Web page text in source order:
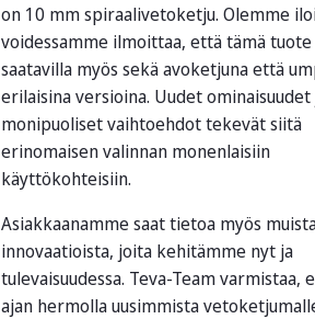
on 10 mm spiraalivetoketju. Olemme
voidessamme ilmoittaa, että tämä
saatavilla myös sekä avoketjuna että
erilaisina versioina. Uudet ominaisuudet
monipuoliset vaihtoehdot tekevät siitä
erinomaisen valinnan monenlaisiin
käyttökohteisiin.
Asiakkaanamme saat tietoa myös
innovaatioista, joita kehitämme nyt ja
tulevaisuudessa. Teva-Team varmistaa,
ajan hermolla uusimmista